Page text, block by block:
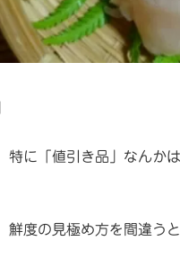
特に「値引き品」なんか
鮮度の見極め方を間違う